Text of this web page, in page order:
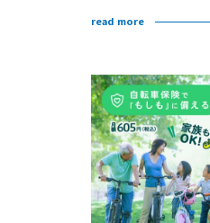
read more